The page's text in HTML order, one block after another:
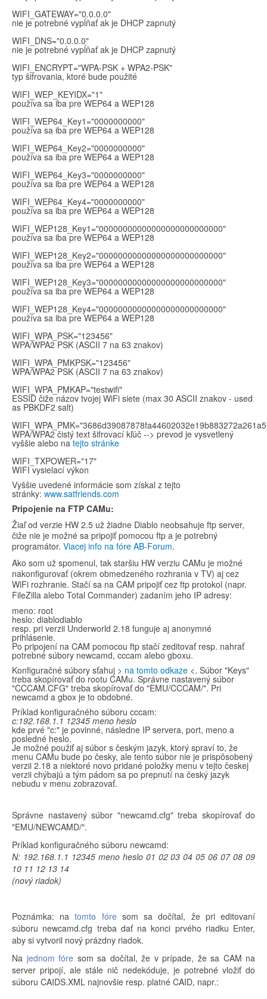
WIFI_GATEWAY="0.0.0.0"
nie je potrebné vypĺňať ak je DHCP zapnutý
WIFI_DNS="0.0.0.0"
nie je potrebné vypĺňať ak je DHCP zapnutý
WIFI_ENCRYPT="WPA-PSK + WPA2-PSK"
typ šifrovania, ktoré bude použité
WIFI_WEP_KEYIDX="1"
používa sa iba pre WEP64 a WEP128
WIFI_WEP64_Key1="0000000000"
používa sa iba pre WEP64 a WEP128
WIFI_WEP64_Key2="0000000000"
používa sa iba pre WEP64 a WEP128
WIFI_WEP64_Key3="0000000000"
používa sa iba pre WEP64 a WEP128
WIFI_WEP64_Key4="0000000000"
používa sa iba pre WEP64 a WEP128
WIFI_WEP128_Key1="00000000000000000000000000"
používa sa iba pre WEP64 a WEP128
WIFI_WEP128_Key2="00000000000000000000000000"
používa sa iba pre WEP64 a WEP128
WIFI_WEP128_Key3="00000000000000000000000000"
používa sa iba pre WEP64 a WEP128
WIFI_WEP128_Key4="00000000000000000000000000"
používa sa iba pre WEP64 a WEP128
WIFI_WPA_PSK="123456"
WPA/WPA2 PSK (ASCII 7 na 63 znakov)
WIFI_WPA_PMKPSK="123456"
WPA/WPA2 PSK (ASCII 7 na 63 znakov)
WIFI_WPA_PMKAP="testwifi"
ESSID čiže názov tvojej WiFi siete (max 30 ASCII znakov - used
as PBKDF2 salt)
WPA/WPA2 čistý text šifrovací kľúč --> prevod je vysvetlený
vyššie alebo natejto stránke
WIFI_TXPOWER="17"
WIFI vysielací výkon
Vyššie uvedené informácie som získal z tejto
stránky: www.satfriends.com
Pripojenie na FTP CAMu:
Žiaľ od verzie HW 2.5 už žiadne Diablo neobsahuje ftp server,
čiže nie je možné sa pripojiť pomocou ftp a je potrebný
programátor. Viacej info na fóre AB-Forum.
Ako som už spomenul, tak staršiu HW verziu CAMu je možné
nakonfigurovať (okrem obmedzeného rozhrania v TV) aj cez
WiFi rozhranie. Stačí sa na CAM pripojiť cez ftp protokol (napr.
FileZilla alebo Total Commander) zadaním jeho IP adresy:
meno: root
heslo: diablodiablo
resp. pri verzii Underworld 2.18 funguje aj anonymné
prihlásenie.
Po pripojení na CAM pomocou ftp stačí zeditovať resp. nahrať
potrebné súbory newcamd, cccam alebo gboxu.
Konfiguračné súbory sťahuj > na tomto odkaze <. Súbor "Keys"
treba skopírovať do rootu CAMu. Správne nastavený súbor
"CCCAM.CFG" treba skopírovať do "EMU/CCCAM/". Pri
newcamd a gbox je to obdobné.
Príklad konfiguračného súboru cccam:
c:192.168.1.1 12345 meno heslo
kde prvé "c:" je povinné, následne IP servera, port, meno a
posledné heslo.
Je možné použiť aj súbor s českým jazyk, ktorý spraví to, že
menu CAMu bude po česky, ale tento súbor nie je prispôsobený
verzii 2.18 a niektoré novo pridané položky menu v tejto českej
verzii chýbajú a tým pádom sa po prepnutí na český jazyk
nebudu v menu zobrazovať.
Správne nastavený súbor "newcamd.cfg" treba skopírovať do
"EMU/NEWCAMD/".
Príklad konfiguračného súboru newcamd:
N: 192.168.1.1 12345 meno heslo 01 02 03 04 05 06 07 08 09
10 11 12 13 14
(nový riadok)
Poznámka: natomto fóre som sa dočítal, že pri editovaní
súboru newcamd.cfg treba dať na konci prvého riadku Enter,
aby si vytvoril nový prázdny riadok.
Na jednom fóre som sa dočítal, že v prípade, že sa CAM na
server pripojí, ale stále nič nedekóduje, je potrebné vložiť do
súboru CAIDS.XML najnovšie resp. platné CAID, napr.: